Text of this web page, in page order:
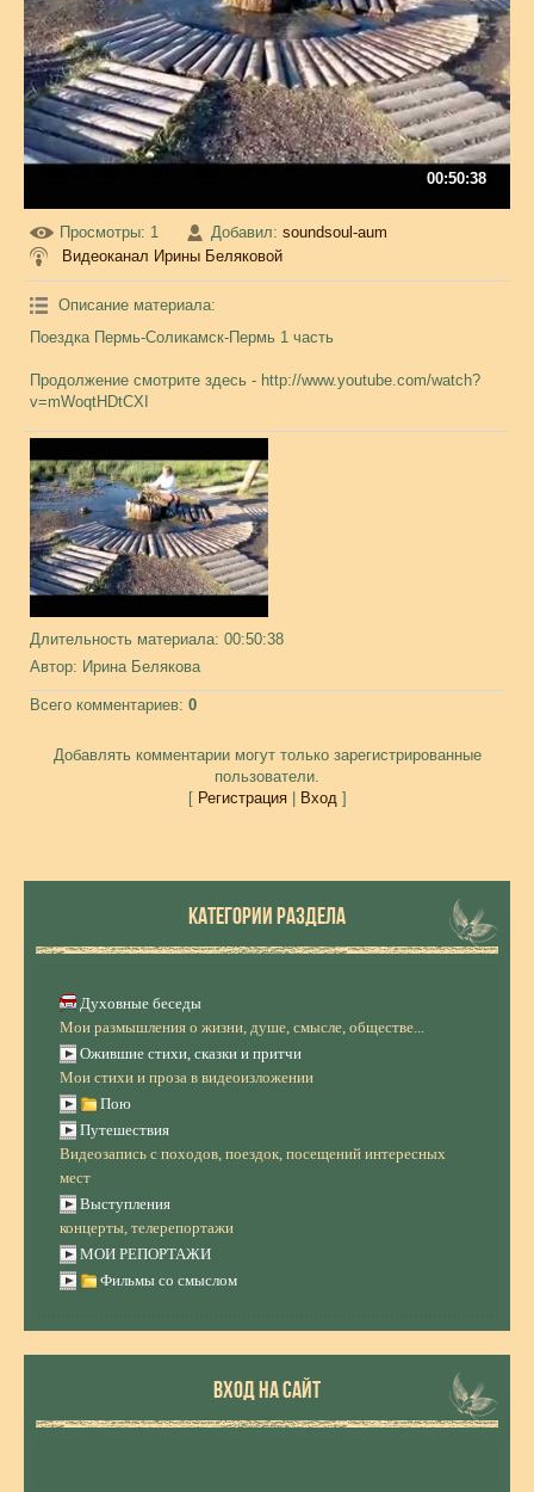
00:50:38
Просмотры: 1 Добавил: soundsoul-aum
Видеоканал Ирины Беляковой
Описание материала:
Поездка Пермь-Соликамск-Пермь 1 часть
Продолжение смотрите здесь - http://www.youtube.com/watch?
v=mWoqtHDtCXI
Длительность материала: 00:50:38
Автор: Ирина Белякова
Всего комментариев: 0
Добавлять комментарии могут только зарегистрированные
пользователи.
[ Регистрация| Вход]
КАТЕГОРИИ РАЗДЕЛА
Духовные беседы
Мои размышления о жизни, душе, смысле, обществе...
Ожившие стихи, сказки и притчи
Мои стихи и проза в видеоизложении
Пою
Путешествия
Видеозапись с походов, поездок, посещений интересных
мест
Выступления
концерты, телерепортажи
МОИ РЕПОРТАЖИ
Фильмы со смыслом
ВХОД НА САЙТ